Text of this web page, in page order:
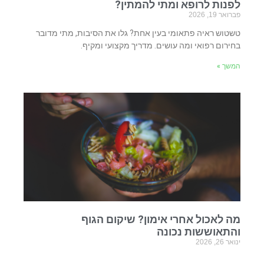
לפנות לרופא ומתי להמתין?
פברואר 19, 2026
טשטוש ראיה פתאומי בעין אחת? גלו את הסיבות, מתי מדובר
בחירום רפואי ומה עושים. מדריך מקצועי ומקיף.
המשך »
מה לאכול אחרי אימון? שיקום הגוף
והתאוששות נכונה
ינואר 26, 2026